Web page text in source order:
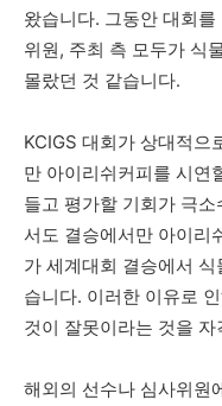
왔습니다. 그동안 대회
위원, 주최 측 모두가 식
몰랐던 것 같습니다.
KCIGS 대회가 상대적으
만 아이리쉬커피를 시연
들고 평가할 기회가 극
서도 결승에서만 아이리
가 세계대회 결승에서
습니다. 이러한 이유로
것이 잘못이라는 것을
해외의 선수나 심사위원